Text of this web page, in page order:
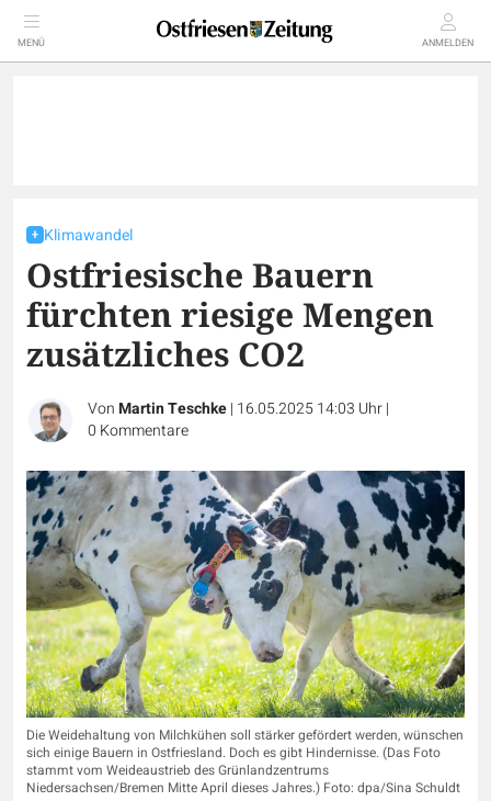
MENÜ ANMELDEN
Klimawandel
Ostfriesische Bauern
fürchten riesige Mengen
zusätzliches CO2
VonMartin Teschke| 16.05.2025 14:03 Uhr|
0 Kommentare
Die Weidehaltung von Milchkühen soll stärker gefördert werden, wünschen
sich einige Bauern in Ostfriesland. Doch es gibt Hindernisse. (Das Foto
stammt vom Weideaustrieb des Grünlandzentrums
Niedersachsen/Bremen Mitte April dieses Jahres.) Foto: dpa/Sina Schuldt